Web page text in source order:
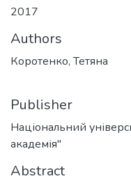
2017
Authors
Коротенко, Тетяна
Publisher
Національний
академія"
Abstract